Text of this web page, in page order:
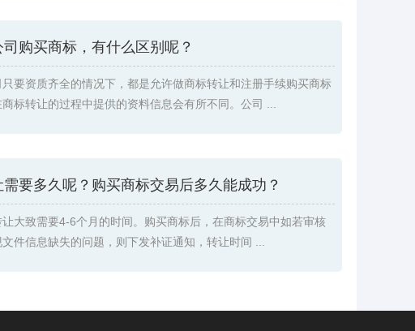
购买商标，有什么区别呢？
要资质齐全的情况下，都是允许做商标转让和注册手续购买商标
标转让的过程中提供的资料信息会有所不同。公司 ...
要多久呢？购买商标交易后多久能成功？
让大致需要4-6个月的时间。购买商标后，在商标交易中如若审核
件信息缺失的问题，则下发补证通知，转让时间 ...